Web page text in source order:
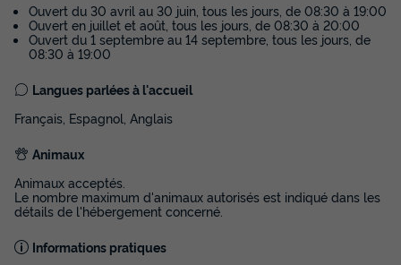
MOBILHOME 4 personnes - Mobile-home
IBARDIN**** 4 personnes
Surface
25m²
Adultes
Voir le plan 2D
Animaux autorisés *
Cafetière
Réfrigérateur
Salon de jardin
Ouvert du 30 avril au 30 juin, tous les jours, de 08:30 à 19:00
Ouvert en juillet et août, tous les jours, de 08:30 à 20:00
Ouvert du 1 septembre au 14 septembre, tous les jours, de
08:30 à 19:00
Langues parlées à l'accueil
Français, Espagnol, Anglais
Animaux
Animaux acceptés.
Le nombre maximum d'animaux autorisés est indiqué dans les
détails de l'hébergement concerné.
Informations pratiques